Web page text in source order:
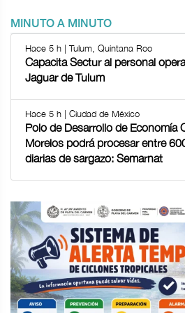
MINUTO A MINUTO
Hace 5 h | Tulum, Quintana Roo
Capacita Sectur al personal
Jaguar de Tulum
Hace 5 h | Ciudad de México
Polo de Desarrollo de Economía
Morelos podrá procesar entre
diarias de sargazo: Semarnat